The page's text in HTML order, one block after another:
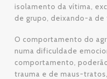
isolamento da vítima,
de grupo, deixando-a
O comportamento do
numa dificuldade
comportamento,
trauma e de maus-